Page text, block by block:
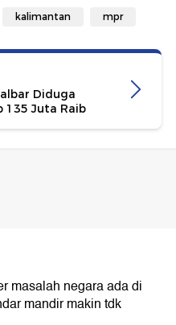
kalimantan mpr
Diduga
135 Juta Raib